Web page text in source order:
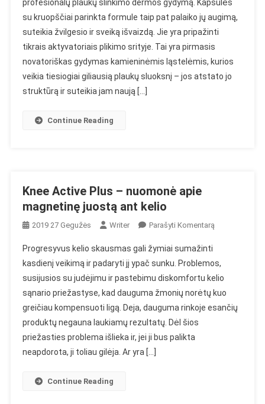
Duo“
–
Kapsulių
Veikimo
Nuo
Nuplikimo
profesionalų plaukų slinkimo dermos gydymą. Kapsulės
su kruopščiai parinkta formule taip pat palaiko jų augimą,
suteikia žvilgesio ir sveiką išvaizdą. Jie yra pripažinti
tikrais aktyvatoriais plikimo srityje. Tai yra pirmasis
novatoriškas gydymas kamieninėmis ląstelėmis, kurios
veikia tiesiogiai giliausią plaukų sluoksnį – jos atstato jo
struktūrą ir suteikia jam naują […]
Continue Reading
Knee Active Plus – nuomonė apie
magnetinę juostą ant kelio
2019 27 Gegužės Writer Parašyti KomentarąOn
Plus
–
Nuomonė
Apie
Progresyvus kelio skausmas gali žymiai sumažinti
kasdienį veikimą ir padaryti jį ypač sunku. Problemos,
susijusios su judėjimu ir pastebimu diskomfortu kelio
sąnario priežastyse, kad dauguma žmonių norėtų kuo
greičiau kompensuoti ligą. Deja, dauguma rinkoje esančių
produktų negauna laukiamų rezultatų. Dėl šios
priežasties problema išlieka ir, jei ji bus palikta
neapdorota, ji toliau gilėja. Ar yra […]
Continue Reading